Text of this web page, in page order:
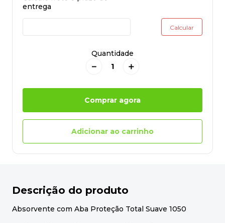
Quantidade
＋
－
Comprar agora
Adicionar ao carrinho
Descrição do produto
Absorvente com Aba Proteção Total Suave 1050